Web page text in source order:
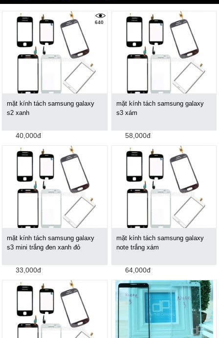
640
mặt kính tách samsung galaxy
s2 xanh
40,000đ
mặt kính tách samsung galaxy
s3 xám
58,000đ
mặt kính tách samsung galaxy
s3 mini trắng đen xanh đỏ
33,000đ
mặt kính tách samsung galaxy
note trắng xám
64,000đ